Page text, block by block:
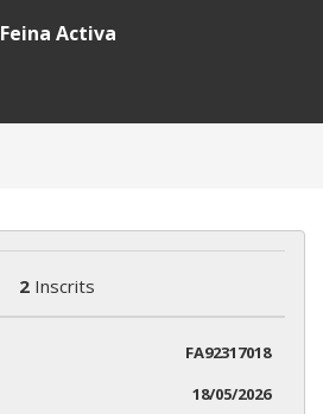
Feina Activa
2 Inscrits
FA92317018
18/05/2026